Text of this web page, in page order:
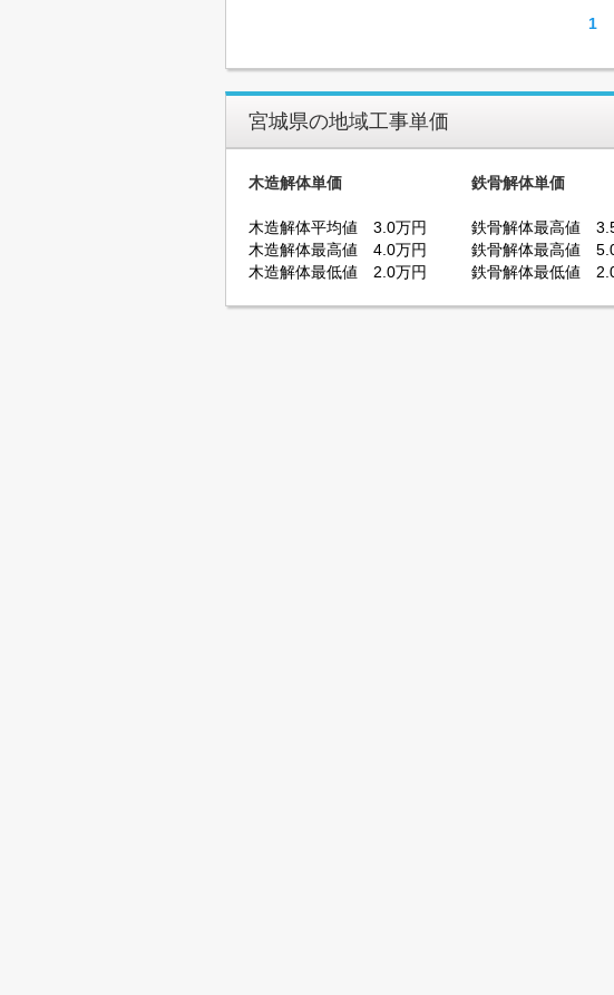
1
宮城県の地域工事単価
木造解体単価
木造解体平均値 3.0万円
木造解体最高値 4.0万円
木造解体最低値 2.0万円
鉄骨解体単価
鉄骨解体最高値
鉄骨解体最高値
鉄骨解体最低値